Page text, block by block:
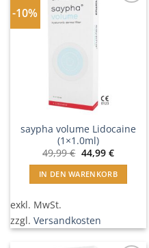
-10%
saypha volume Lidocaine
(1×1.0ml)
49,99€ Ursprünglicher
Preis
war:
49,99 €
44,99 €Aktueller
ist:
44,99 €.
IN DEN WARENKORB
exkl. MwSt.
zzgl. Versandkosten